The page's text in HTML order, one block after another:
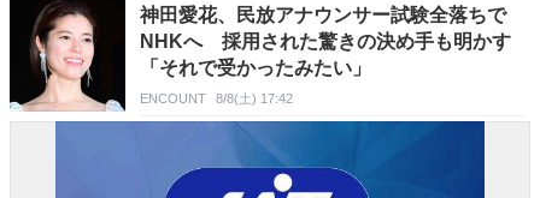
神田愛花、民放アナウンサー試験全落ちで
NHKへ 採用された驚きの決め手も明かす
「それで受かったみたい」
ENCOUNT 8/8(土) 17:42